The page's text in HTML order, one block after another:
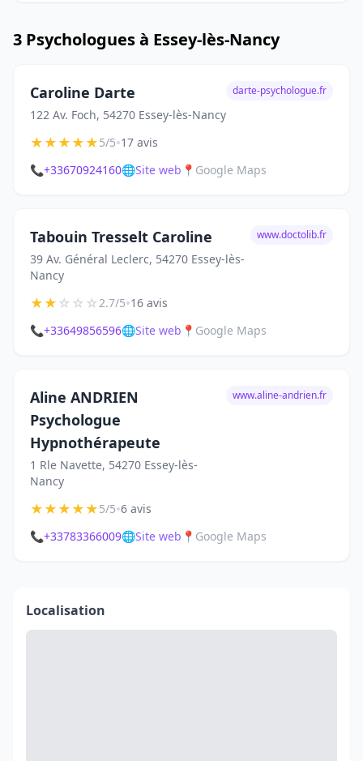
3 Psychologues à Essey-lès-Nancy
Caroline Darte
122 Av. Foch, 54270 Essey-lès-Nancy
darte-psychologue.fr
★★★★★5/5•17 avis
📞+33670924160🌐Site web 📍 Google Maps
Tabouin Tresselt Caroline
39 Av. Général Leclerc, 54270 Essey-lès-
Nancy
www.doctolib.fr
★★☆☆☆2.7/5•16 avis
📞+33649856596🌐Site web 📍 Google Maps
Aline ANDRIEN
Psychologue
Hypnothérapeute
1 Rle Navette, 54270 Essey-lès-
Nancy
www.aline-andrien.fr
★★★★★5/5•6 avis
📞+33783366009🌐Site web 📍 Google Maps
Localisation